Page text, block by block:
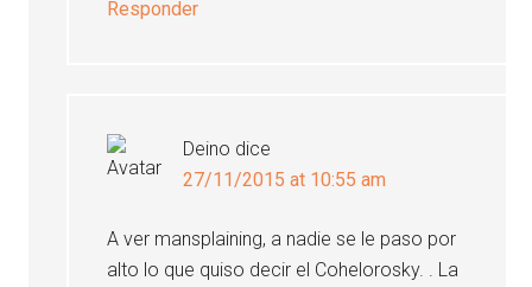
Responder
Deino dice
27/11/2015 at 10:55 am
A ver mansplaining, a nadie se le paso por
alto lo que quiso decir el Cohelorosky. . La